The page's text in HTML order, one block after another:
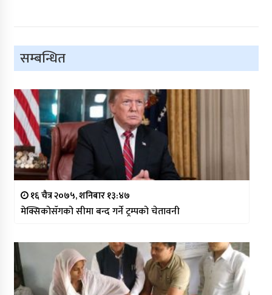
सम्बन्धित
१६ चैत्र २०७५, शनिबार १३:४७
मेक्सिकोसँगको सीमा बन्द गर्ने ट्रम्पको चेतावनी